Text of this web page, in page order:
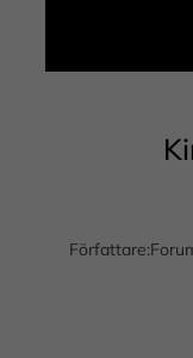
Författare: